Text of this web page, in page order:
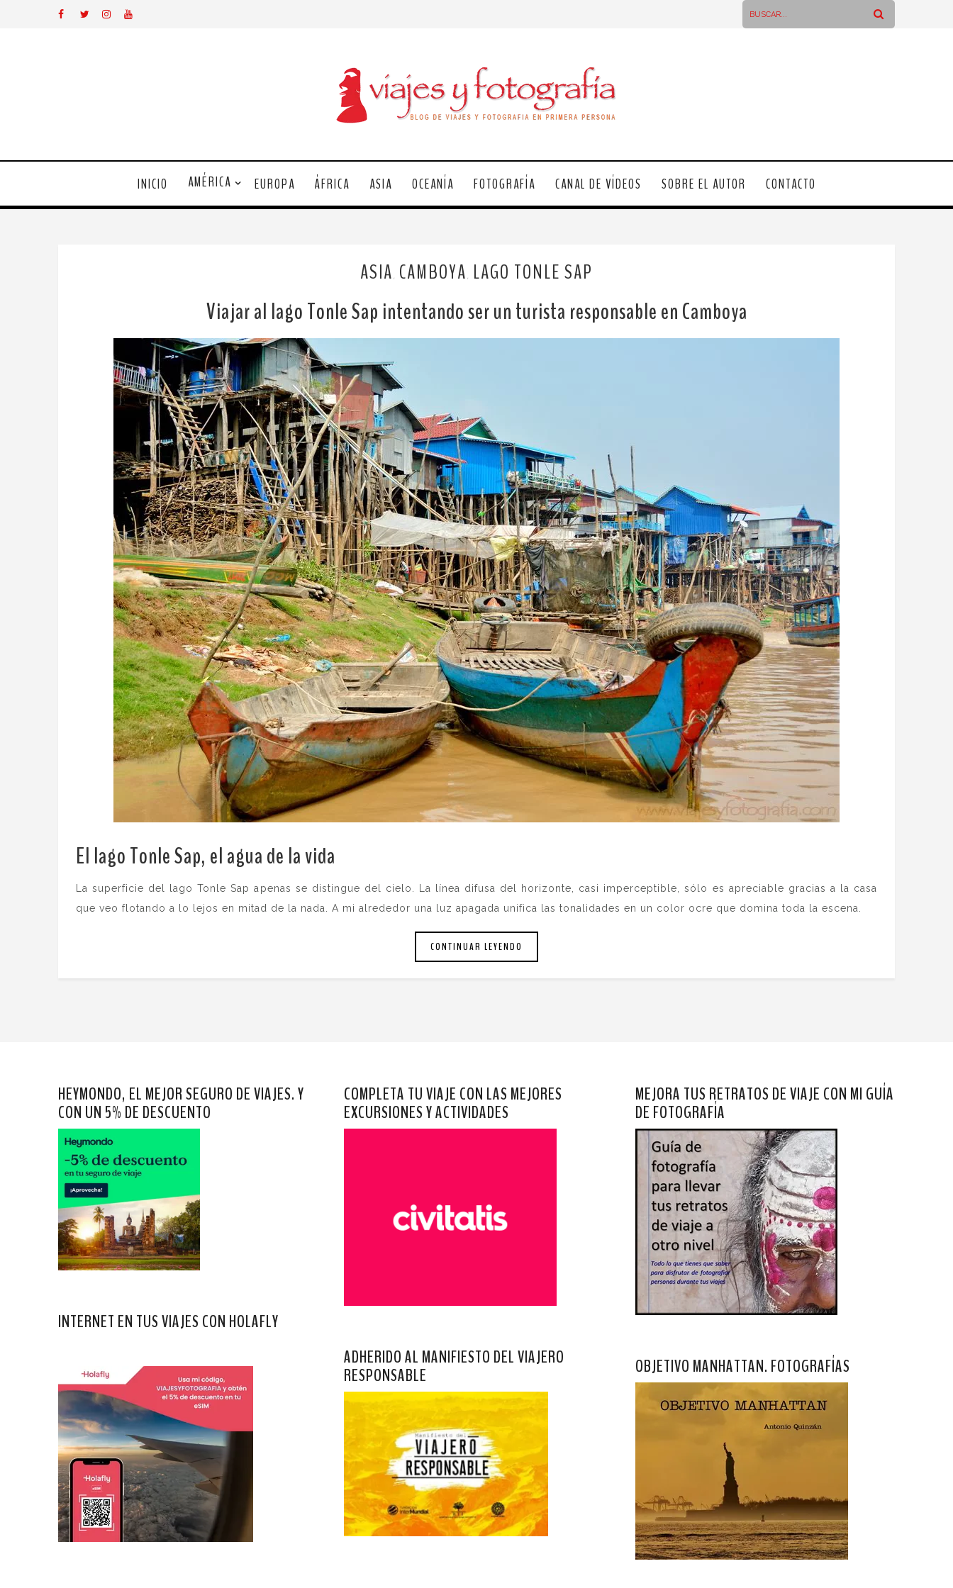
INICIO AMÉRICA EUROPA ÁFRICA ASIA OCEANÍA FOTOGRAFÍA CANAL DE VÍDEOS SOBRE EL AUTOR CONTACTO
ASIA CAMBOYA LAGO TONLE SAP
Viajar al lago Tonle Sap intentando ser un turista responsable en Camboya
El lago Tonle Sap, el agua de la vida
La superficie del lago Tonle Sap apenas se distingue del cielo. La línea difusa del horizonte, casi imperceptible, sólo es apreciable gracias a la casa
que veo flotando a lo lejos en mitad de la nada. A mi alrededor una luz apagada unifica las tonalidades en un color ocre que domina toda la escena.
CONTINUAR LEYENDO
HEYMONDO, EL MEJOR SEGURO DE VIAJES. Y
CON UN 5% DE DESCUENTO
INTERNET EN TUS VIAJES CON HOLAFLY
COMPLETA TU VIAJE CON LAS MEJORES
EXCURSIONES Y ACTIVIDADES
ADHERIDO AL MANIFIESTO DEL VIAJERO
RESPONSABLE
MEJORA TUS RETRATOS DE VIAJE CON MI GUÍA
DE FOTOGRAFÍA
OBJETIVO MANHATTAN. FOTOGRAFÍAS